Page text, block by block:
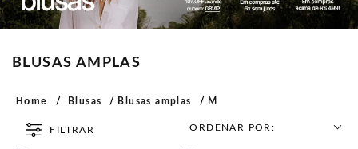
BLUSAS AMPLAS
Home Blusas Blusas amplas M
FILTRAR ORDENAR POR: